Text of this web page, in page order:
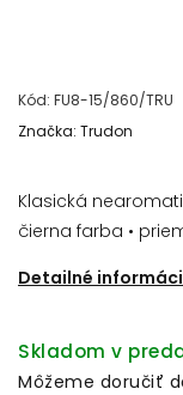
Kód: FU8-15/860/TRU
Klasická
čierna farba •
Detailné
Značka: Trudon
Skladom v
Môžeme doručiť